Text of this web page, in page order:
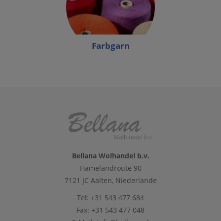
Farbgarn
Bellana Wolhandel b.v.
Hamelandroute 90
7121 JC Aalten, Niederlande
Tel: +31 543 477 684
Fax: +31 543 477 048